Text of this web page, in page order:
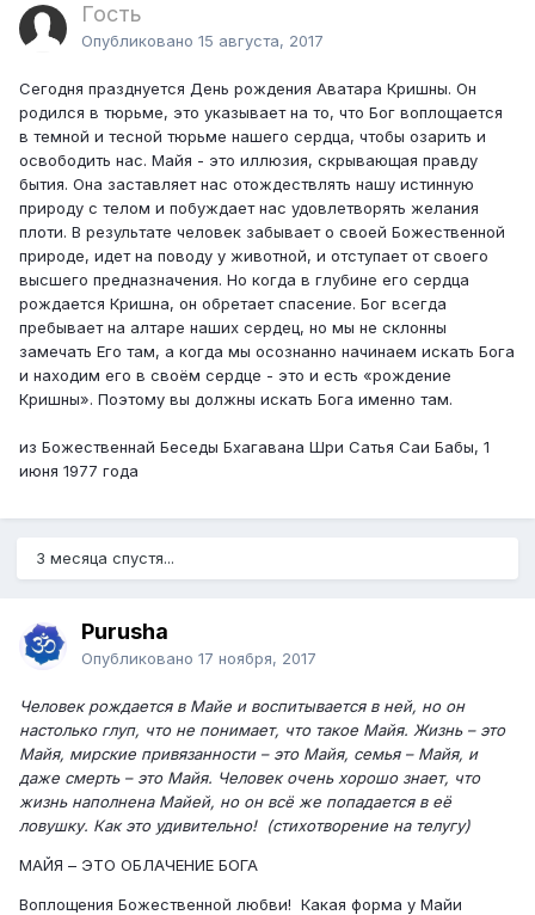
Гость
Опубликовано 15 августа, 2017
Сегодня празднуется День рождения Аватара Кришны. Он
родился в тюрьме, это указывает на то, что Бог воплощается
в темной и тесной тюрьме нашего сердца, чтобы озарить и
освободить нас. Майя - это иллюзия, скрывающая правду
бытия. Она заставляет нас отождествлять нашу истинную
природу с телом и побуждает нас удовлетворять желания
плоти. В результате человек забывает о своей Божественной
природе, идет на поводу у животной, и отступает от своего
высшего предназначения. Но когда в глубине его сердца
рождается Кришна, он обретает спасение. Бог всегда
пребывает на алтаре наших сердец, но мы не склонны
замечать Его там, а когда мы осознанно начинаем искать Бога
и находим его в своём сердце - это и есть «рождение
Кришны». Поэтому вы должны искать Бога именно там.
из Божественнай Беседы Бхагавана Шри Сатья Саи Бабы, 1
июня 1977 года
3 месяца спустя...
Purusha
Опубликовано 17 ноября, 2017
Человек рождается в Майе и воспитывается в ней, но он
настолько глуп, что не понимает, что такое Майя. Жизнь – это
Майя, мирские привязанности – это Майя, семья – Майя, и
даже смерть – это Майя. Человек очень хорошо знает, что
жизнь наполнена Майей, но он всё же попадается в её
ловушку. Как это удивительно! (стихотворение на телугу)
МАЙЯ – ЭТО ОБЛАЧЕНИЕ БОГА
Воплощения Божественной любви! Какая форма у Майи